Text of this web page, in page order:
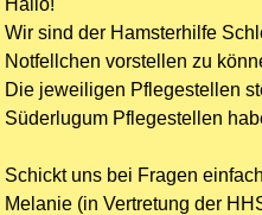
Wir sind der Hamsterhilfe
Notfellchen vorstellen zu
Die jeweiligen Pflegestellen
Süderlugum Pflegestellen
Schickt uns bei Fragen
Melanie (in Vertretung der